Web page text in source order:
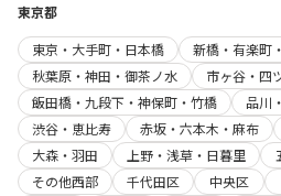
東京都
東京・大手町・日本橋
新橋・有楽町
秋葉原・神田・御茶ノ水
市ヶ谷・四
飯田橋・九段下・神保町・竹橋
品川
渋谷・恵比寿
赤坂・六本木・麻布
大森・羽田
上野・浅草・日暮里
その他西部
千代田区 中央区